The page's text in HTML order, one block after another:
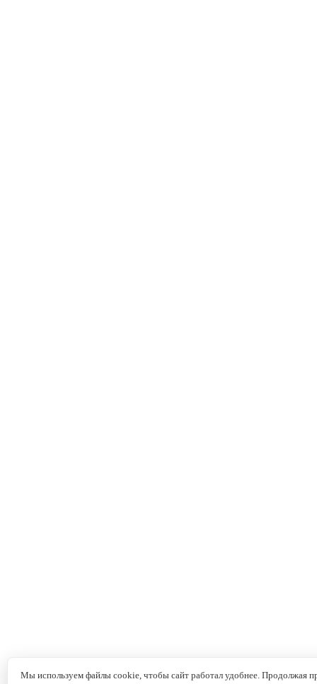
Мы используем файлы cookie, чтобы сайт работал удобнее. Продолжая